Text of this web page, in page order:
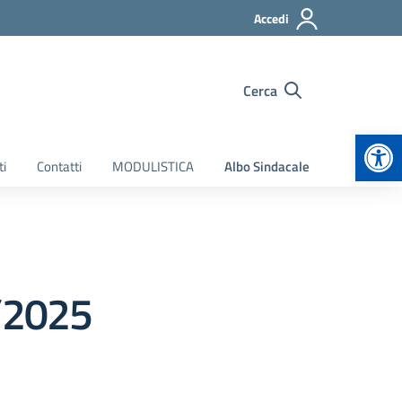
Accedi
Cerca
Contatti MODULISTICA Albo Sindacale